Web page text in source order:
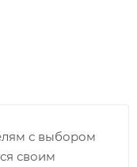
с выбором
своим